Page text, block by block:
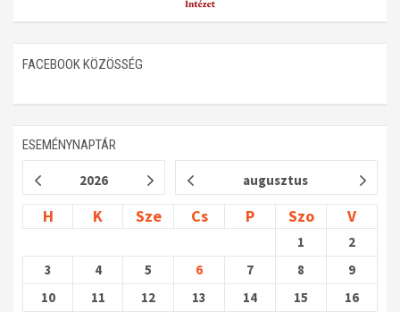
FACEBOOK KÖZÖSSÉG
ESEMÉNYNAPTÁR
2026 augusztus
H K Sze Cs P Szo V
1
2
3
4 5 6 7 8
9
10
11 12 13 14 15 16